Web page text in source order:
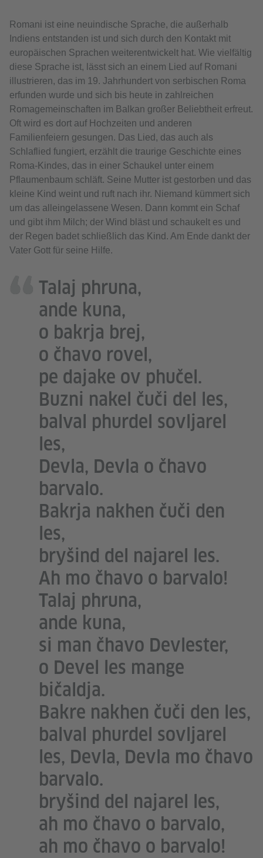
Romani ist eine neuindische Sprache, die außerhalb
Indiens entstanden ist und sich durch den Kontakt mit
europäischen Sprachen weiterentwickelt hat. Wie vielfältig
diese Sprache ist, lässt sich an einem Lied auf Romani
illustrieren, das im 19. Jahrhundert von serbischen Roma
erfunden wurde und sich bis heute in zahlreichen
Romagemeinschaften im Balkan großer Beliebtheit erfreut.
Oft wird es dort auf Hochzeiten und anderen
Familienfeiern gesungen. Das Lied, das auch als
Schlaflied fungiert, erzählt die traurige Geschichte eines
Roma-Kindes, das in einer Schaukel unter einem
Pflaumenbaum schläft. Seine Mutter ist gestorben und das
kleine Kind weint und ruft nach ihr. Niemand kümmert sich
um das alleingelassene Wesen. Dann kommt ein Schaf
und gibt ihm Milch; der Wind bläst und schaukelt es und
der Regen badet schließlich das Kind. Am Ende dankt der
Vater Gott für seine Hilfe.
Talaj phruna,
ande kuna,
o bakrja brej,
o čhavo rovel,
pe dajake ov phučel.
Buzni nakel čuči del les,
balval phurdel sovljarel
les,
Devla, Devla o čhavo
barvalo.
Bakrja nakhen čuči den
les,
bryšind del najarel les.
Ah mo čhavo o barvalo!
Talaj phruna,
ande kuna,
si man čhavo Devlester,
o Devel les mange
bičaldja.
Bakre nakhen čuči den les,
balval phurdel sovljarel
les, Devla, Devla mo čhavo
barvalo.
bryšind del najarel les,
ah mo čhavo o barvalo,
ah mo čhavo o barvalo!